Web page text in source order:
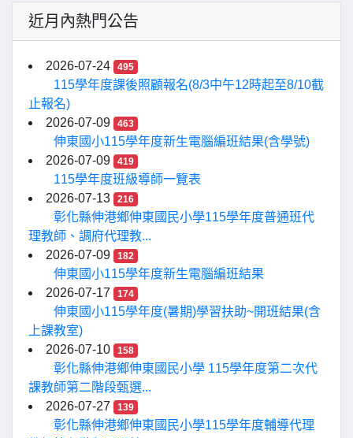
近月內熱門公告
2026-07-24 495
115學年度課後照顧報名(8/3中午12時起至8/10截
止報名)
2026-07-09
463
伸東國小115學年度新生電腦編班結果(含學號)
2026-07-09
419
115學年度班級導師一覽表
2026-07-13
216
彰化縣伸港鄉伸東國民小學115學年度普通班代
理教師、調府代理教...
2026-07-09
182
伸東國小115學年度新生電腦編班結果
2026-07-17
174
伸東國小115學年度(暑期)學習扶助~開班結果(含
上課教室)
2026-07-10
158
彰化縣伸港鄉伸東國民小學 115學年度第二次代
課教師第二階段甄選...
2026-07-27
139
彰化縣伸港鄉伸東國民小學115學年度輔導代理